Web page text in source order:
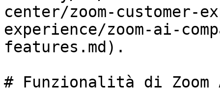
center/zoom-customer-
experience/zoom-ai-
features.md).
# Funzionalità di Zoom